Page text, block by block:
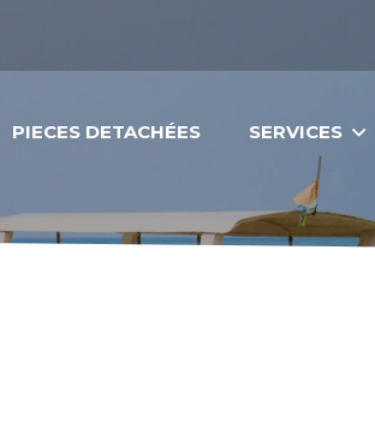
PIECES DETACHÉES SERVICES